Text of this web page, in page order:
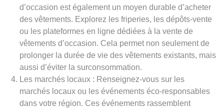
d’occasion est également un moyen durable d’acheter
des vêtements. Explorez les friperies, les dépôts-vente
ou les plateformes en ligne dédiées à la vente de
vêtements d’occasion. Cela permet non seulement de
prolonger la durée de vie des vêtements existants, mais
aussi d’éviter la surconsommation.
Les marchés locaux : Renseignez-vous sur les
marchés locaux ou les événements éco-responsables
dans votre région. Ces événements rassemblent